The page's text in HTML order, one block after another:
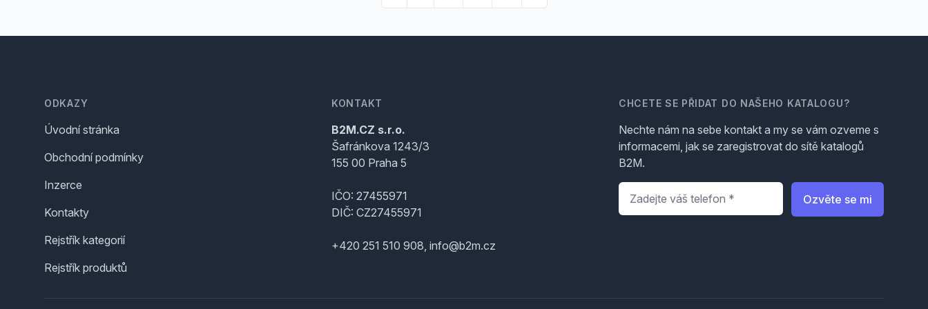
ODKAZY
Úvodní stránka
Obchodní podmínky
Inzerce
Kontakty
Rejstřík kategorií
Rejstřík produktů
KONTAKT
B2M.CZ s.r.o.
Šafránkova 1243/3
155 00 Praha 5
IČO: 27455971
DIČ: CZ27455971
+420 251 510 908, info@b2m.cz
CHCETE SE PŘIDAT DO NAŠEHO KATALOGU?
Nechte nám na sebe kontakt a my se vám ozveme s
informacemi, jak se zaregistrovat do sítě katalogů
B2M.
Telefon
Ozvěte se mi